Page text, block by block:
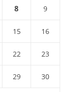
8 9
15 16
22 23
29 30